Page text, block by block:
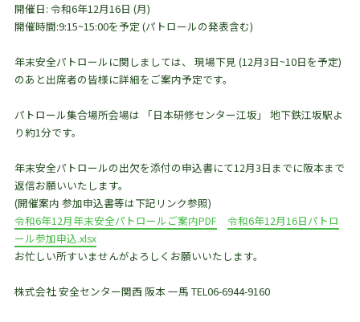
開催日: 令和6年12月16日 (月)
開催時間:9:15~15:00を予定 (パトロールの発表含む)
年末安全パトロールに関しましては、 現場下見 (12月3日~10日を予定)
のあと出席者の皆様に詳細をご案内予定です。
パトロール集合場所会場は 「日本研修センター江坂」 地下鉄江坂駅よ
り約1分です。
年末安全パトロールの出欠を添付の申込書にて12月3日までに阪本まで
返信お願いいたします。
(開催案内 参加申込書等は下記リンク参照)
令和6年12月年末安全パトロールご案内PDF
令和6年12月16日パトロ
ール参加申込.xlsx
お忙しい所すいませんがよろしくお願いいたします。
株式会社 安全センター関西 阪本 一馬 TEL06-6944-9160